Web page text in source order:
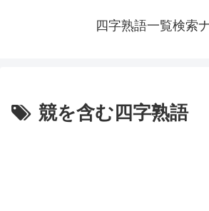
四字熟語一覧検索
競を含む四字熟語